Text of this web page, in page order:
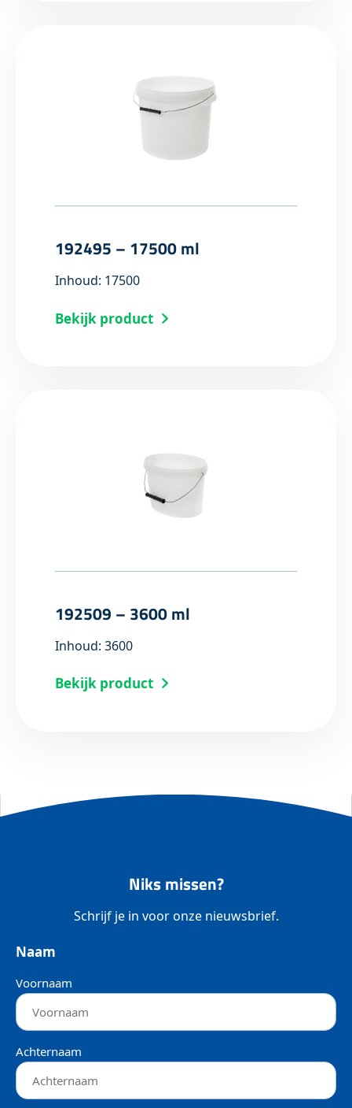
192495 – 17500 ml
Inhoud: 17500
Bekijk product
192509 – 3600 ml
Inhoud: 3600
Bekijk product
Niks missen?
Schrijf je in voor onze nieuwsbrief.
Naam
Voornaam
Achternaam